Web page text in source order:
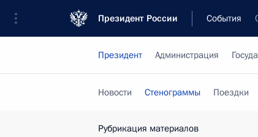
Президент России События
Президент Администрация
Новости Стенограммы Поездки
Рубрикация материалов